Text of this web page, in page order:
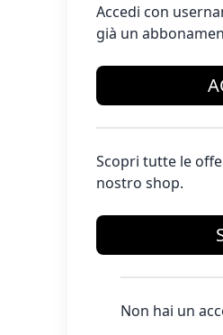
Accedi con
già un
Scopri tutte le
nostro shop.
Non hai un